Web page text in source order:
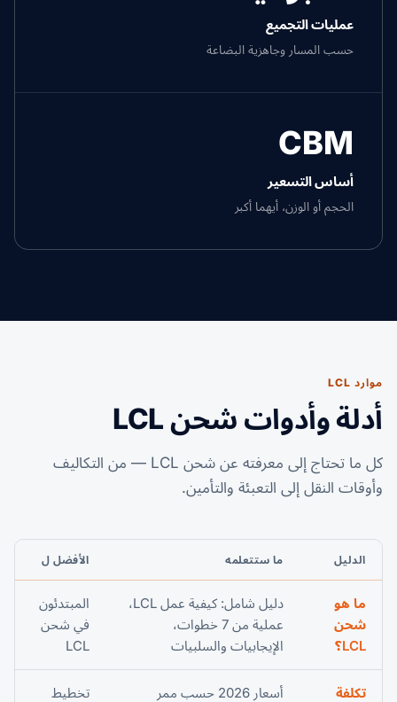
عمليات التجميع
حسب المسار وجاهزية البضاعة
CBM
أساس التسعير
الحجم أو الوزن، أيهما أكبر
موارد LCL
أدلة وأدوات شحن LCL
كل ما تحتاج إلى معرفته عن شحن LCL — من التكاليف
وأوقات النقل إلى التعبئة والتأمين.
الدليل ما ستتعلمه الأفضل ل
ما هو
شحن
LCL؟
دليل شامل: كيفية عمل LCL،
عملية من 7 خطوات،
الإيجابيات والسلبيات
المبتدئون
في شحن
LCL
تكلفة
أسعار 2026 حسب ممر
تخطيط